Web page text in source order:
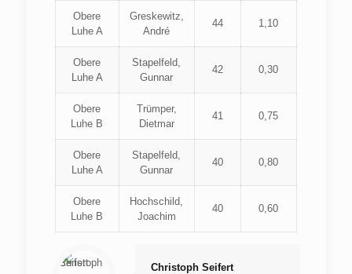
Obere
Luhe A
Greskewitz,
André
44 1,10
Obere
Luhe A
Stapelfeld,
Gunnar
42 0,30
Obere
Luhe B
Trümper,
Dietmar
41 0,75
Obere
Luhe A
Stapelfeld,
Gunnar
40 0,80
Obere
Luhe B
Hochschild,
Joachim
40 0,60
Christoph Seifert